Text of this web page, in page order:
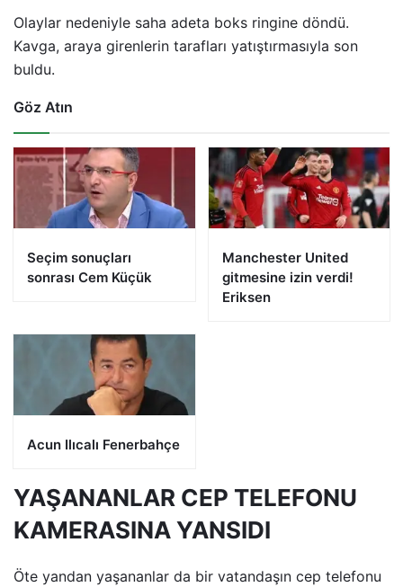
Olaylar nedeniyle saha adeta boks ringine döndü.
Kavga, araya girenlerin tarafları yatıştırmasıyla son
buldu.
Göz Atın
Seçim sonuçları
sonrası Cem Küçük
Manchester United
gitmesine izin verdi!
Eriksen
Acun Ilıcalı Fenerbahçe
YAŞANANLAR CEP TELEFONU
KAMERASINA YANSIDI
Öte yandan yaşananlar da bir vatandaşın cep telefonu